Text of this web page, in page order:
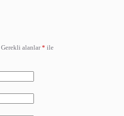
Gerekli alanlar* ile